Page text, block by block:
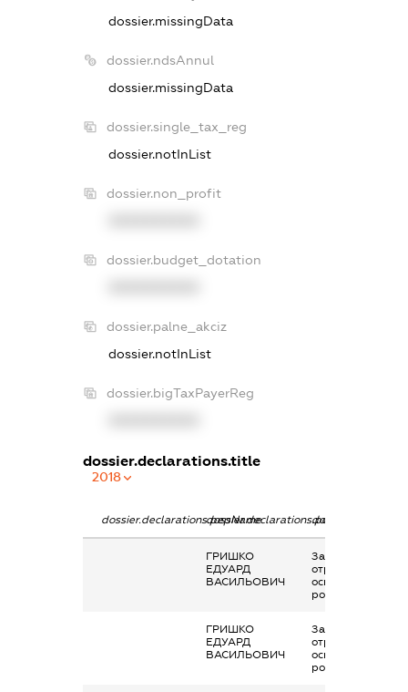
dossier.missingData
dossier.ndsAnnul
dossier.missingData
dossier.single_tax_reg
dossier.notInList
dossier.non_profit
dossier.budget_dotation
dossier.palne_akciz
dossier.notInList
dossier.bigTaxPayerReg
dossier.declarations.title
2018
dossier.declarations.pepNamedossier.declarations.personName
ГРИШКО
ЕДУАРД
ВАСИЛЬОВИЧ
Заробітна плата
отримана за
основним місцем
роботи
ГРИШКО
ЕДУАРД
ВАСИЛЬОВИЧ
Заробітна плата
отримана за
основним місцем
роботи